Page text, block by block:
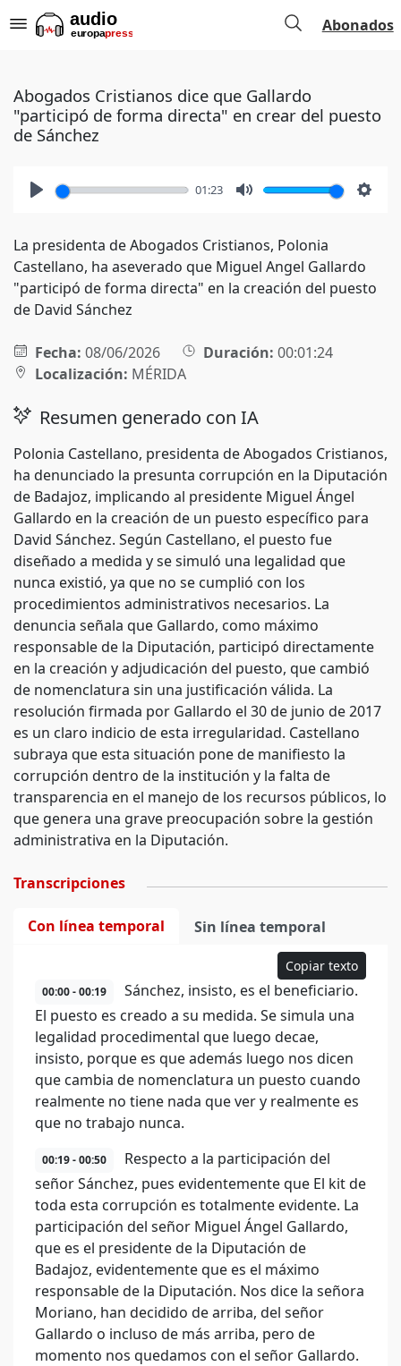
Abonados
Abogados Cristianos dice que Gallardo
"participó de forma directa" en crear del puesto
de Sánchez
01:23
La presidenta de Abogados Cristianos, Polonia
Castellano, ha aseverado que Miguel Angel Gallardo
"participó de forma directa" en la creación del puesto
de David Sánchez
Fecha: 08/06/2026 Duración: 00:01:24
Localización: MÉRIDA
Resumen generado con IA
Polonia Castellano, presidenta de Abogados Cristianos,
ha denunciado la presunta corrupción en la Diputación
de Badajoz, implicando al presidente Miguel Ángel
Gallardo en la creación de un puesto específico para
David Sánchez. Según Castellano, el puesto fue
diseñado a medida y se simuló una legalidad que
nunca existió, ya que no se cumplió con los
procedimientos administrativos necesarios. La
denuncia señala que Gallardo, como máximo
responsable de la Diputación, participó directamente
en la creación y adjudicación del puesto, que cambió
de nomenclatura sin una justificación válida. La
resolución firmada por Gallardo el 30 de junio de 2017
es un claro indicio de esta irregularidad. Castellano
subraya que esta situación pone de manifiesto la
corrupción dentro de la institución y la falta de
transparencia en el manejo de los recursos públicos, lo
que genera una grave preocupación sobre la gestión
administrativa en la Diputación.
Transcripciones
Con línea temporal Sin línea temporal
Copiar texto
00:00 - 00:19
Sánchez, insisto, es el beneficiario.
El puesto es creado a su medida. Se simula una
legalidad procedimental que luego decae,
insisto, porque es que además luego nos dicen
que cambia de nomenclatura un puesto cuando
realmente no tiene nada que ver y realmente es
que no trabajo nunca.
00:19 - 00:50
Respecto a la participación del
señor Sánchez, pues evidentemente que El kit de
toda esta corrupción es totalmente evidente. La
participación del señor Miguel Ángel Gallardo,
que es el presidente de la Diputación de
Badajoz, evidentemente que es el máximo
responsable de la Diputación. Nos dice la señora
Moriano, han decidido de arriba, del señor
Gallardo o incluso de más arriba, pero de
momento nos quedamos con el señor Gallardo.